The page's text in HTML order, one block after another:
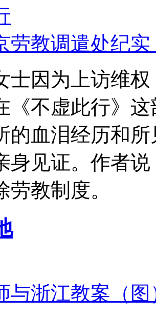
教调遣处纪实
士因为上访维
《不虚此行》
的血泪经历和
身见证。作者
劳教制度。
与浙江教案（图